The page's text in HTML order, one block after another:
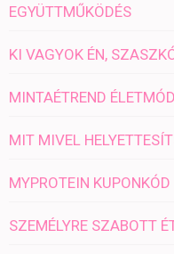
EGYÜTTMŰKÖDÉS
KI VAGYOK ÉN,
MINTAÉTREND
MIT MIVEL
MYPROTEIN KUPONKÓD
SZEMÉLYRE SZABOTT